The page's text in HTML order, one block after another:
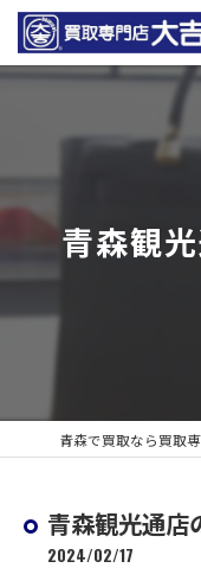
青森観
青森観光通店
2024/02/17